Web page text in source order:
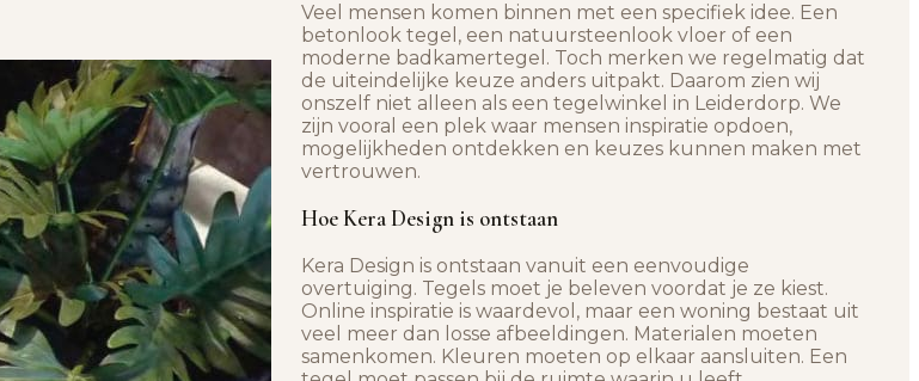
Veel mensen komen binnen met een specifiek idee. Een
betonlook tegel, een natuursteenlook vloer of een
moderne badkamertegel. Toch merken we regelmatig dat
de uiteindelijke keuze anders uitpakt. Daarom zien wij
onszelf niet alleen als een tegelwinkel in Leiderdorp. We
zijn vooral een plek waar mensen inspiratie opdoen,
mogelijkheden ontdekken en keuzes kunnen maken met
vertrouwen.
Hoe Kera Design is ontstaan
Kera Design is ontstaan vanuit een eenvoudige
overtuiging. Tegels moet je beleven voordat je ze kiest.
Online inspiratie is waardevol, maar een woning bestaat uit
veel meer dan losse afbeeldingen. Materialen moeten
samenkomen. Kleuren moeten op elkaar aansluiten. Een